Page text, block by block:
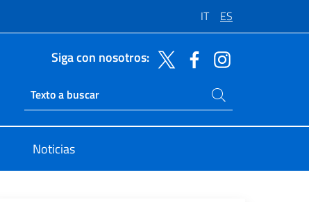
IT ES
Siga con nosotros:
Ricerca sito live
Buscar en el sitio
Noticias